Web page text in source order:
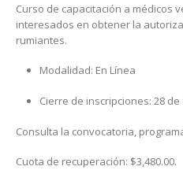
Curso de capacitación a médicos
interesados en obtener la
rumiantes.
Modalidad: En Línea
Cierre de inscripciones: 28
Consulta la convocatoria,
Cuota de recuperación: $3,480.00.